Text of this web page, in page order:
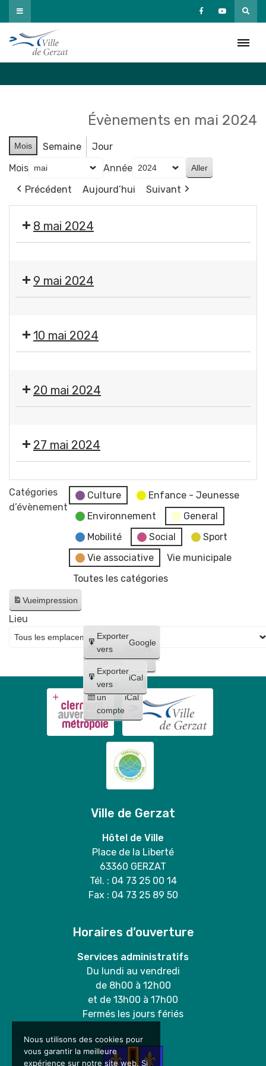
Passer
au
contenu
Évènements en mai 2024
Mois Semaine
Jour
Mois
Année
Précédent
Aujourd’hui Suivant
8 mai 2024
des
services
9 mai 2024
des
services
10 mai 2024
des
services
20 mai 2024
des
services
municipaux
27 mai 2024
France
Services
Catégories
d’évènement
Culture
Enfance - Jeunesse
Environnement
General
Mobilité
Social
Sport
Vie associative
Vie municipale
Toutes les catégories
Vueimpression
Créer
un
compte
Google
Créer
un
compte
iCal
Exporter
vers
Google
Exporter
vers
iCal
Lieu
Ville de Gerzat
Hôtel de Ville
Place de la Liberté
63360 GERZAT
Tél. : 04 73 25 00 14
Fax : 04 73 25 89 50
Horaires d’ouverture
Services administratifs
Du lundi au vendredi
de 8h00 à 12h00
et de 13h00 à 17h00
Fermés les jours fériés
Nous utilisons des cookies pour
vous garantir la meilleure
expérience sur notre site web. Si